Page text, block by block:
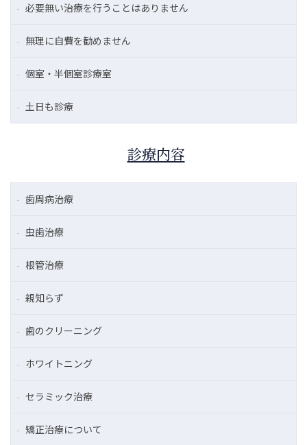
必要無い治療を行うことはありません
無理に自費を勧めません
個室・半個室診療室
土日も診療
診療内容
歯周病治療
虫歯治療
根管治療
親知らず
歯のクリーニング
ホワイトニング
セラミック治療
矯正治療について